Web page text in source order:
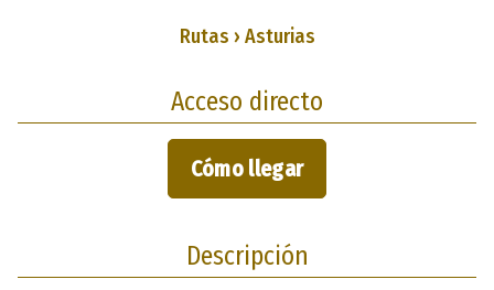
Rutas › Asturias
Acceso directo
Cómo llegar
Descripción